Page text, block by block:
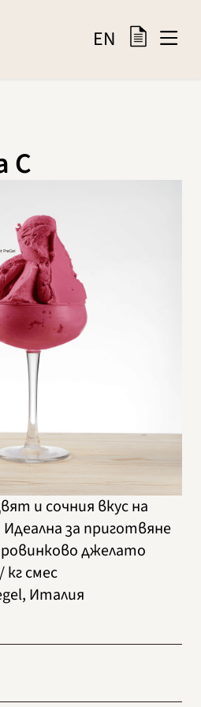
EN
C
и сочния вкус на
за приготвяне
джелато
кг смес
Италия